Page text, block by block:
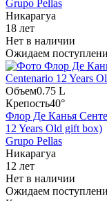
Grupo Pellas
Никарагуа
18 лет
Нет в наличии
Ожидаем
Объем0.75 L
Крепость40°
Флор Де Канья
12 Years Old gift box)
Grupo Pellas
Никарагуа
12 лет
Нет в наличии
Ожидаем